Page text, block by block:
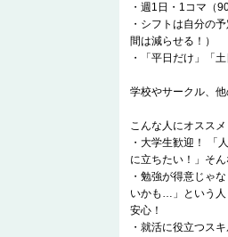
・週1日・1コマ（
・シフトは自分の
間は減らせる！）
・「平日だけ」「
学校やサークル、
こんな人にオススメ
・大学生歓迎！ 「
に立ちたい！」そん
・勉強が得意じゃ
いかも…」という人
安心！
・就活に役立つス